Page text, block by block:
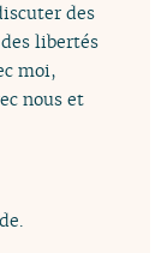
des
libertés
moi,
nous et